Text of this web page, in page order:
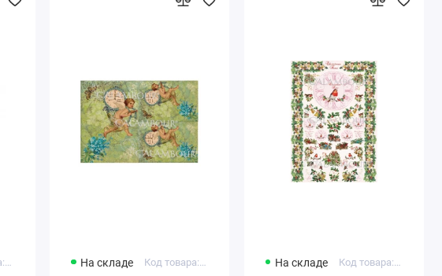
Код товара: DFSA4743 На складе Код товара: DGR118 На складе Код товара: DGR268